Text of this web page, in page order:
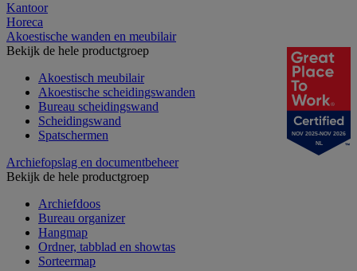
Kantoor
Horeca
Akoestische wanden en meubilair
Bekijk de hele productgroep
Akoestisch meubilair
Akoestische scheidingswanden
Bureau scheidingswand
Scheidingswand
Spatschermen
Archiefopslag en documentbeheer
Bekijk de hele productgroep
Archiefdoos
Bureau organizer
Hangmap
Ordner, tabblad en showtas
Sorteermap
NOV 2025-NOV 2026
NL